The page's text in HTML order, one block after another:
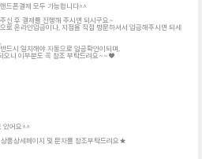
드폰결제 모두 가능합니다^^
신 후 결제를 진행해 주시면 되시구요~
로 온라인입금이나, 지점을 직접 방문하셔서 입금해주시면 되세
드시 일치해야 자동으로 입금확인이되며,
오니 이부분도 꼭 참조 부탁드려요~~♥
있어요^^
품상세페이지 및 문자를 참조부탁드려요★